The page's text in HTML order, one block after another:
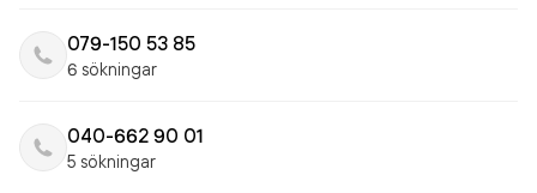
079-150 53 85
6 sökningar
040-662 90 01
5 sökningar